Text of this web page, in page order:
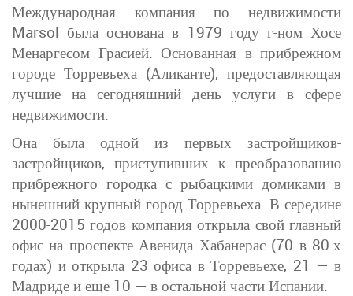
Международная компания по недвижимости
Marsol была основана в 1979 году г-ном Хосе
Менаргесом Грасией. Основанная в прибрежном
городе Торревьеха (Аликанте), предоставляющая
лучшие на сегодняшний день услуги в сфере
недвижимости.
Она была одной из первых застройщиков-
застройщиков, приступивших к преобразованию
прибрежного городка с рыбацкими домиками в
нынешний крупный город Торревьеха. В середине
2000-2015 годов компания открыла свой главный
офис на проспекте Авенида Хабанерас (70 в 80-х
годах) и открыла 23 офиса в Торревьехе, 21 — в
Мадриде и еще 10 — в остальной части Испании.